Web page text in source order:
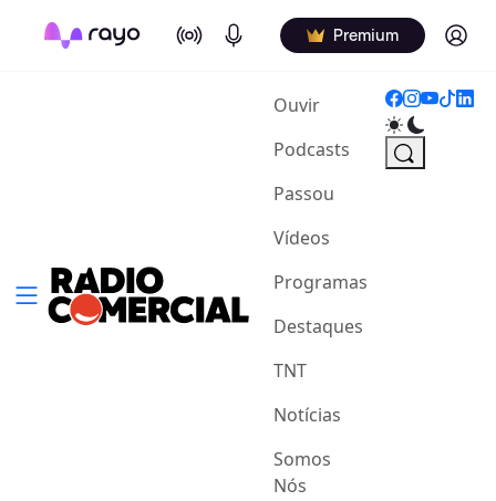
On Air Podcasts Premium Log in
Ouvir(current)
Podcasts
Passou
Vídeos
Programas
Destaques
TNT
Notícias
Somos
Nós